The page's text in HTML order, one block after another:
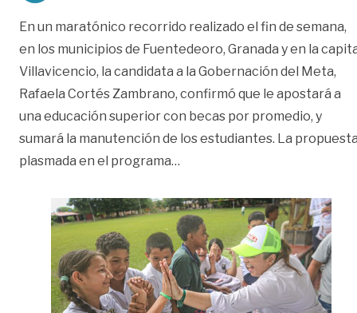
En un maratónico recorrido realizado el fin de semana,
en los municipios de Fuentedeoro, Granada y en la
Villavicencio, la candidata a la Gobernación del Meta,
Rafaela Cortés Zambrano, confirmó que le apostará a
una educación superior con becas por promedio, y
sumará la manutención de los estudiantes. La
plasmada en el programa…